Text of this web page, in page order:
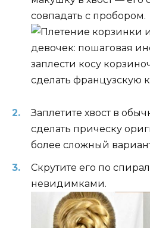
совпадать с пробором.
Заплетите хвост в
сделать прическу
более сложный
Скрутите его по
невидимками.